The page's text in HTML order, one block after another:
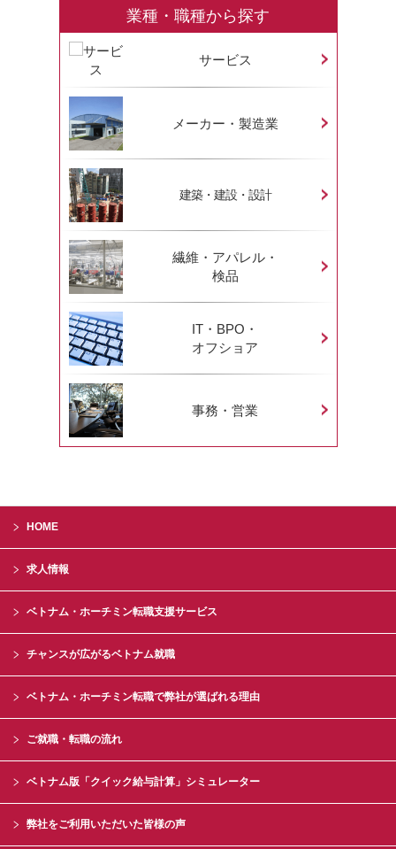
業種・職種から探す
サービス
メーカー・製造業
建築・建設・設計
繊維・アパレル・
検品
IT・BPO・
オフショア
事務・営業
HOME
求人情報
ベトナム・ホーチミン転職支援サービス
チャンスが広がるベトナム就職
ベトナム・ホーチミン転職で弊社が選ばれる理由
ご就職・転職の流れ
ベトナム版「クイック給与計算」シミュレーター
弊社をご利用いただいた皆様の声